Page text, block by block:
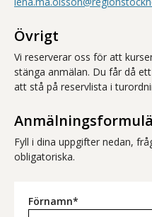
Övrigt
Vi reserverar oss för att
stänga anmälan. Du får då
att stå på reservlista i
Fyll i dina uppgifter nedan,
obligatoriska.
Förnamn*